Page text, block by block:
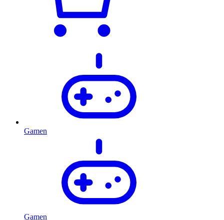
Gamen
Gamen